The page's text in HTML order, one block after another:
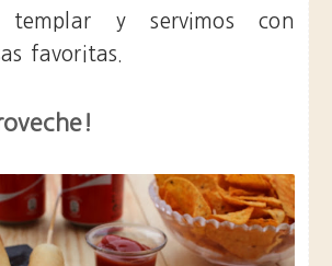
templar y servimos con
favoritas.